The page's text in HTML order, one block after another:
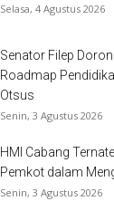
Selasa, 4 Agustus 2026
Senator Filep
Roadmap
Otsus
Senin, 3 Agustus 2026
HMI Cabang
Pemkot dalam
Senin, 3 Agustus 2026